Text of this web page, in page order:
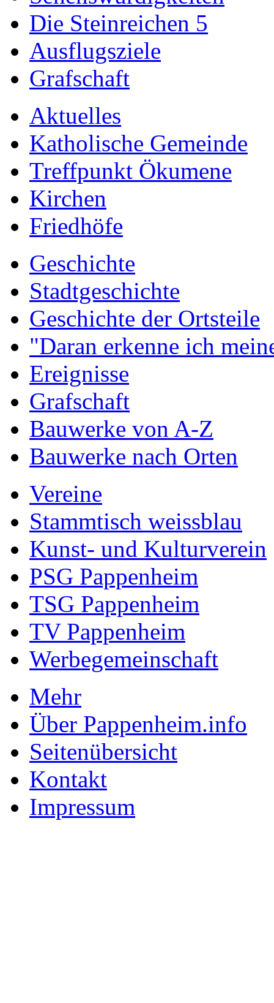
Die Steinreichen 5
Ausflugsziele
Grafschaft
Aktuelles
Katholische Gemeinde
Treffpunkt Ökumene
Kirchen
Friedhöfe
Geschichte
Stadtgeschichte
Geschichte der Ortsteile
"Daran erkenne ich
Ereignisse
Grafschaft
Bauwerke von A-Z
Bauwerke nach Orten
Vereine
Stammtisch weissblau
Kunst- und Kulturverein
PSG Pappenheim
TSG Pappenheim
TV Pappenheim
Werbegemeinschaft
Mehr
Über Pappenheim.info
Seitenübersicht
Kontakt
Impressum